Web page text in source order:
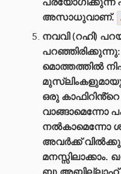
അസാധുവാണ്.
നവവി (റഹി)
മൊത്തത്തിൽ
ഒരു
വാങ്ങാമെന്നോ
നൽകാമെന്നോ
അവർക്ക്